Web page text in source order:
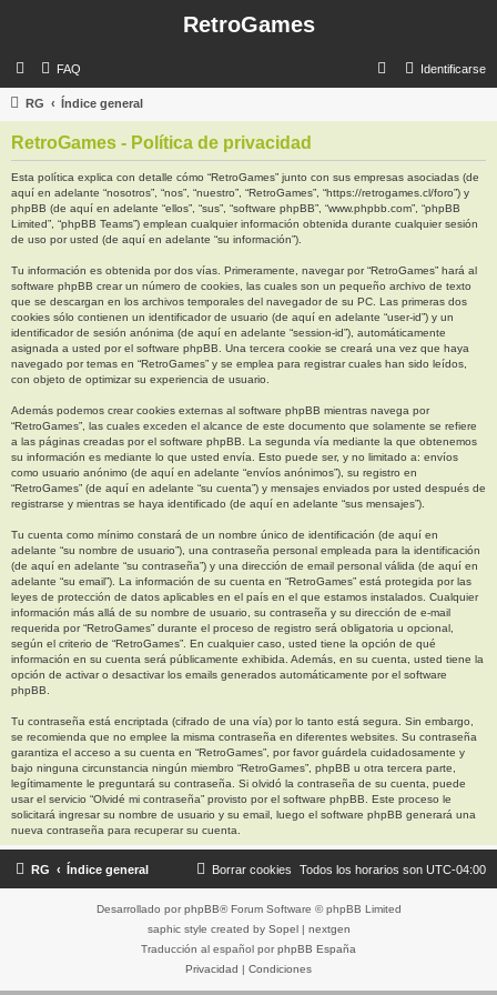
RetroGames
FAQ Identificarse
s
a
r
RG Índice general
RetroGames - Política de privacidad
Esta política explica con detalle cómo “RetroGames” junto con sus empresas asociadas (de
aquí en adelante “nosotros”, “nos”, “nuestro”, “RetroGames”, “https://retrogames.cl/foro”) y
phpBB (de aquí en adelante “ellos”, “sus”, “software phpBB”, “www.phpbb.com”, “phpBB
Limited”, “phpBB Teams”) emplean cualquier información obtenida durante cualquier sesión
de uso por usted (de aquí en adelante “su información”).
Tu información es obtenida por dos vías. Primeramente, navegar por “RetroGames” hará al
software phpBB crear un número de cookies, las cuales son un pequeño archivo de texto
que se descargan en los archivos temporales del navegador de su PC. Las primeras dos
cookies sólo contienen un identificador de usuario (de aquí en adelante “user-id”) y un
identificador de sesión anónima (de aquí en adelante “session-id”), automáticamente
asignada a usted por el software phpBB. Una tercera cookie se creará una vez que haya
navegado por temas en “RetroGames” y se emplea para registrar cuales han sido leídos,
con objeto de optimizar su experiencia de usuario.
Además podemos crear cookies externas al software phpBB mientras navega por
“RetroGames”, las cuales exceden el alcance de este documento que solamente se refiere
a las páginas creadas por el software phpBB. La segunda vía mediante la que obtenemos
su información es mediante lo que usted envía. Esto puede ser, y no limitado a: envíos
como usuario anónimo (de aquí en adelante “envíos anónimos”), su registro en
“RetroGames” (de aquí en adelante “su cuenta”) y mensajes enviados por usted después de
registrarse y mientras se haya identificado (de aquí en adelante “sus mensajes”).
Tu cuenta como mínimo constará de un nombre único de identificación (de aquí en
adelante “su nombre de usuario”), una contraseña personal empleada para la identificación
(de aquí en adelante “su contraseña”) y una dirección de email personal válida (de aquí en
adelante “su email”). La información de su cuenta en “RetroGames” está protegida por las
leyes de protección de datos aplicables en el país en el que estamos instalados. Cualquier
información más allá de su nombre de usuario, su contraseña y su dirección de e-mail
requerida por “RetroGames” durante el proceso de registro será obligatoria u opcional,
según el criterio de “RetroGames”. En cualquier caso, usted tiene la opción de qué
información en su cuenta será públicamente exhibida. Además, en su cuenta, usted tiene la
opción de activar o desactivar los emails generados automáticamente por el software
phpBB.
Tu contraseña está encriptada (cifrado de una vía) por lo tanto está segura. Sin embargo,
se recomienda que no emplee la misma contraseña en diferentes websites. Su contraseña
garantiza el acceso a su cuenta en “RetroGames”, por favor guárdela cuidadosamente y
bajo ninguna circunstancia ningún miembro “RetroGames”, phpBB u otra tercera parte,
legítimamente le preguntará su contraseña. Si olvidó la contraseña de su cuenta, puede
usar el servicio “Olvidé mi contraseña” provisto por el software phpBB. Este proceso le
solicitará ingresar su nombre de usuario y su email, luego el software phpBB generará una
nueva contraseña para recuperar su cuenta.
RG Índice general Todos los horarios son UTC-04:00
Borrar cookies
Desarrollado por phpBB® Forum Software © phpBB Limited
saphic style created by Sopel| nextgen
Traducción al español por phpBB España
Privacidad | Condiciones